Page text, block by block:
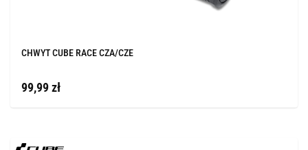
CHWYT CUBE RACE CZA/CZE
99,99 zł